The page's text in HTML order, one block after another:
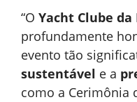
“O Yacht Clube da
profundamente
evento tão
sustentável e a
como a Cerimônia